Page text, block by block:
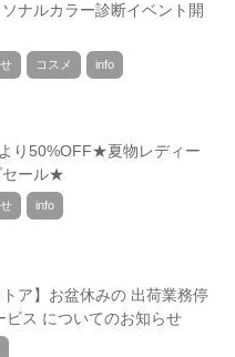
ナルカラー診断イベント開
コスメ info
り50%OFF★夏物レディー
セール★
info
トア】お盆休みの 出荷業務停
ビス についてのお知らせ